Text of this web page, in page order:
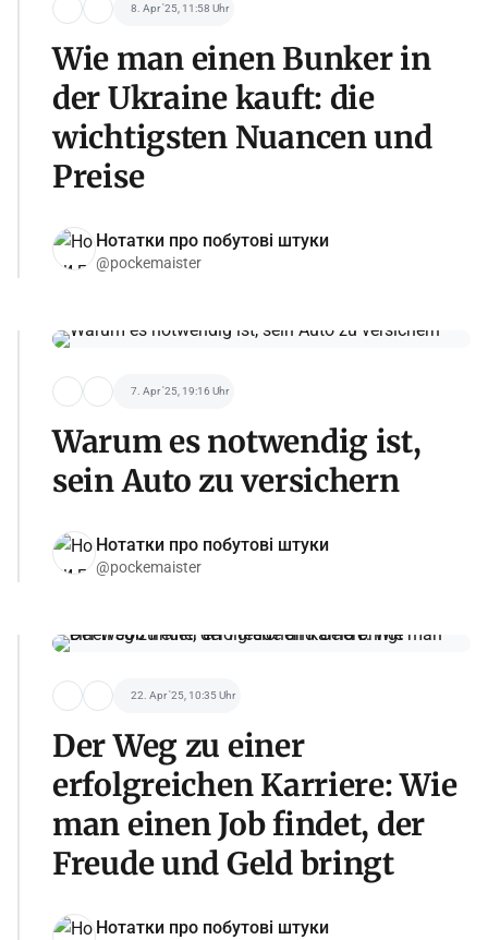
8. Apr '25, 11:58 Uhr
Wie man einen Bunker in
der Ukraine kauft: die
wichtigsten Nuancen und
Preise
Нотатки про побутові штуки
@pockemaister
7. Apr '25, 19:16 Uhr
Warum es notwendig ist,
sein Auto zu versichern
Нотатки про побутові штуки
@pockemaister
22. Apr '25, 10:35 Uhr
Der Weg zu einer
erfolgreichen Karriere: Wie
man einen Job findet, der
Freude und Geld bringt
Нотатки про побутові штуки